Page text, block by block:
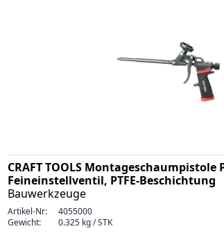
CRAFT TOOLS Montageschaumpistole
Feineinstellventil, PTFE-Beschichtung
Bauwerkzeuge
Artikel-Nr:
4055000
Gewicht:
0.325 kg / STK